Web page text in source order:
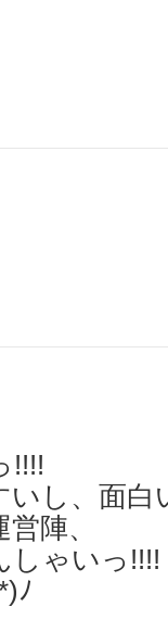
!!!!
いし、面
陣、
しゃいっ!!!!
ﾉ